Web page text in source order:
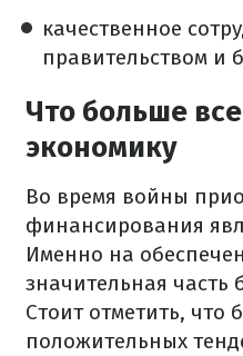
качественное
правительством и
Что больше
экономику
Во время войны
финансирования
Именно на
значительная часть
Стоит отметить, что
положительных